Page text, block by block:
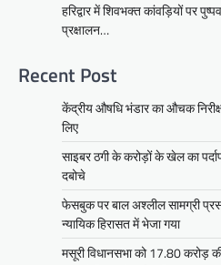
हरिद्वार में शिवभक्त कांवड़ियों पर
प्रक्षालन…
Recent Post
केंद्रीय औषधि भंडार का औचक
लिए
साइबर ठगी के करोड़ों के खेल का
दबोचे
फेसबुक पर बाल अश्लील सामग्री
न्यायिक हिरासत में भेजा गया
मसूरी विधानसभा को 17.80 करोड़